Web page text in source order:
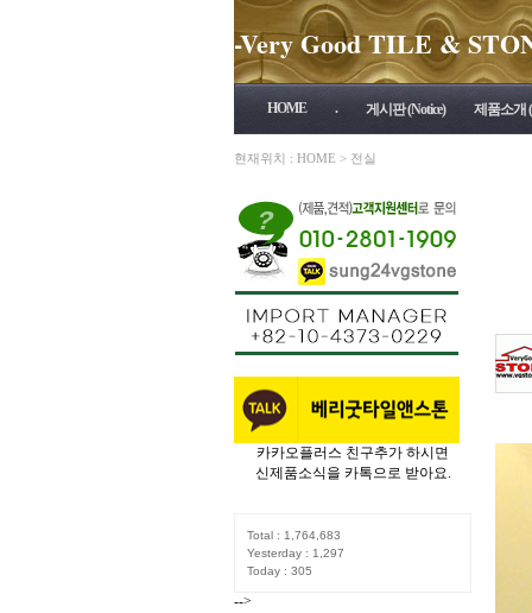
-Very Good TILE &
HOME . 게시판 (Notice) 제품소개
현재위치 : HOME > 전실
카카오플러스 친구추가 하시면
신제품소식을 카톡으로 받아요.
Total : 1,764,683
Yesterday : 1,297
Today : 305
-->